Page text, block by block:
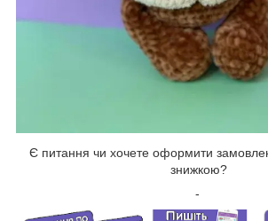
Є питання чи хочете оформити
знижкою?
-